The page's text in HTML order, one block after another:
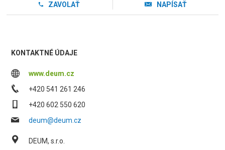
ZAVOLAŤ NAPÍSAŤ
KONTAKTNÉ ÚDAJE
www.deum.cz
+420 541 261 246
+420 602 550 620
deum@deum.cz
DEUM, s.r.o.